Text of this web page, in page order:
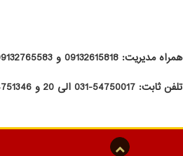
همراه مدیریت: 09132615818 و 09132765583
تلفن ثابت: 54750017-031 الی 20 و 54751346-031